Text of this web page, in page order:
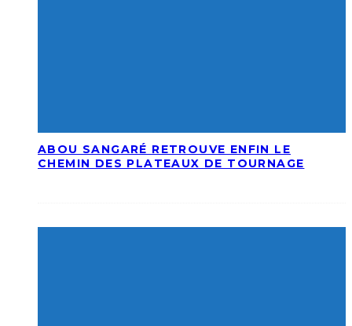
ABOU SANGARÉ RETROUVE ENFIN LE
CHEMIN DES PLATEAUX DE TOURNAGE